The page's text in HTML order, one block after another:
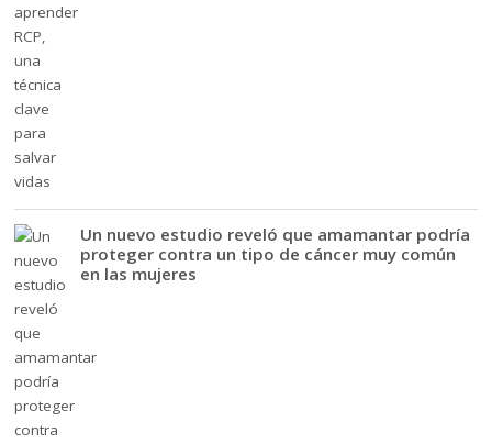
Un nuevo estudio reveló que amamantar podría
proteger contra un tipo de cáncer muy común
en las mujeres